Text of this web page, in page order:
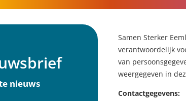
nieuws
Samen Sterker
verantwoordelijk
van
weergegeven in
Contactgegevens: